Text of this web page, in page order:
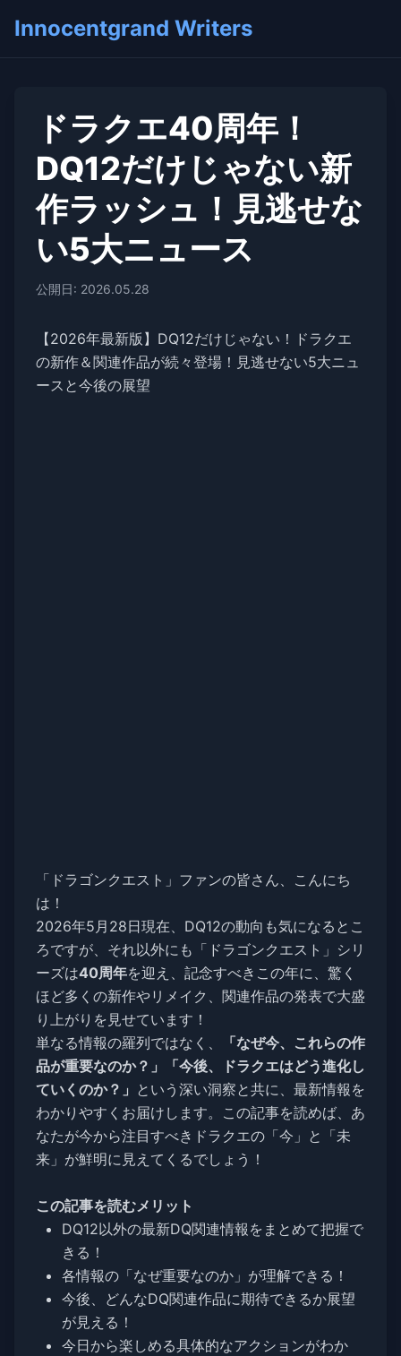
Innocentgrand Writers
ドラクエ40周年！
DQ12だけじゃない新
作ラッシュ！見逃せな
い5大ニュース
公開日: 2026.05.28
【2026年最新版】DQ12だけじゃない！ドラクエ
の新作＆関連作品が続々登場！見逃せない5大ニュ
ースと今後の展望
「ドラゴンクエスト」ファンの皆さん、こんにち
は！
2026年5月28日現在、DQ12の動向も気になるとこ
ろですが、それ以外にも「ドラゴンクエスト」シリ
ーズは40周年を迎え、記念すべきこの年に、驚く
ほど多くの新作やリメイク、関連作品の発表で大盛
り上がりを見せています！
単なる情報の羅列ではなく、
「なぜ今、これらの作
品が重要なのか？」「今後、ドラクエはどう進化し
ていくのか？」 という深い洞察と共に、最新情報を
わかりやすくお届けします。この記事を読めば、あ
なたが今から注目すべきドラクエの「今」と「未
来」が鮮明に見えてくるでしょう！
この記事を読むメリット
DQ12以外の最新DQ関連情報をまとめて把握で
きる！
各情報の「なぜ重要なのか」が理解できる！
今後、どんなDQ関連作品に期待できるか展望
が見える！
今日から楽しめる具体的なアクションがわか